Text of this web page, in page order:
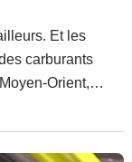
Et les
carburants
Orient,
sont les pays
cher ? Les